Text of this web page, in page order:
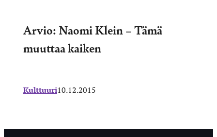
Arvio: Naomi Klein – Tämä
muuttaa kaiken
Kulttuuri10.12.2015